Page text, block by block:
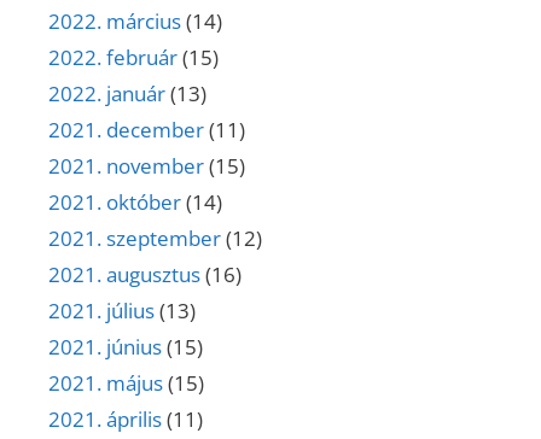
2022. március(14)
2022. február(15)
2022. január(13)
2021. december(11)
2021. november(15)
2021. október(14)
2021. szeptember(12)
2021. augusztus(16)
2021. július(13)
2021. június(15)
2021. május(15)
2021. április(11)